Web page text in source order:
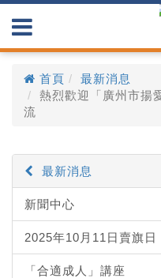
首頁
最新消息
熱烈歡迎「廣州市揚
流
最新消息
新聞中心
2025年10月11日賣旗日
「合適成人」講座